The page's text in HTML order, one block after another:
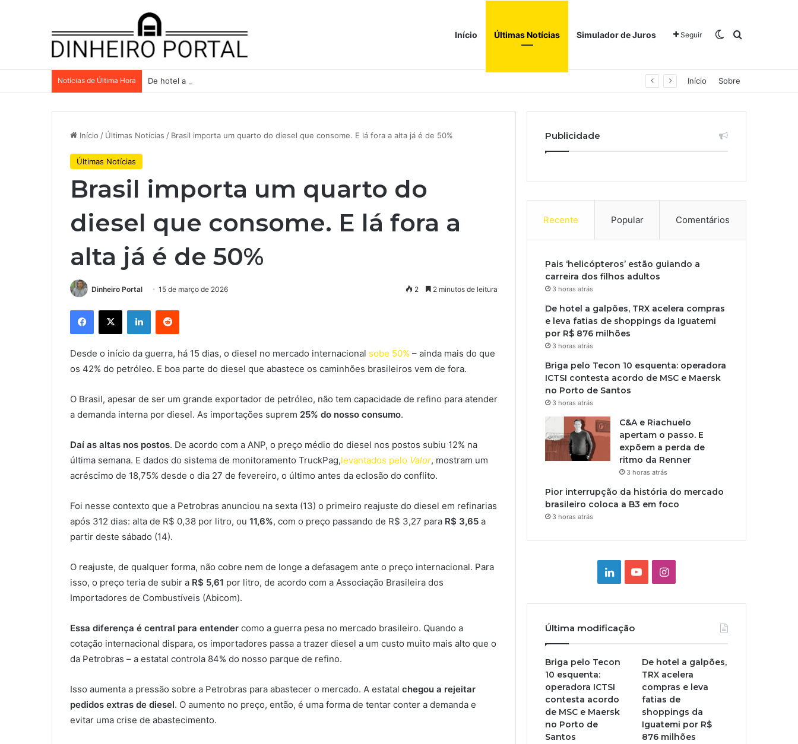
Início Últimas Notícias Simulador de Juros Seguir Switch skin
Procurar por
Notícias de Última Hora De hotel a galpões, TRX acelera compras e leva fatias de shoppings da Iguatemi por R$ 876 milhões Início Sobre
Início / Últimas Notícias / Brasil importa um quarto do diesel que consome. E lá fora a alta já é de 50%
Últimas Notícias
Brasil importa um quarto do
diesel que consome. E lá fora a
alta já é de 50%
Dinheiro Portal 15 de março de 2026 2 2 minutos de leitura
Facebook
X LinkedinReddit
Desde o início da guerra, há 15 dias, o diesel no mercado internacional sobe 50% – ainda mais do que
os 42% do petróleo. E boa parte do diesel que abastece os caminhões brasileiros vem de fora.
O Brasil, apesar de ser um grande exportador de petróleo, não tem capacidade de refino para atender
a demanda interna por diesel. As importações suprem 25% do nosso consumo.
Daí as altas nos postos. De acordo com a ANP, o preço médio do diesel nos postos subiu 12% na
última semana. E dados do sistema de monitoramento TruckPag,levantados pelo Valor, mostram um
acréscimo de 18,75% desde o dia 27 de fevereiro, o último antes da eclosão do conflito.
Foi nesse contexto que a Petrobras anunciou na sexta (13) o primeiro reajuste do diesel em refinarias
após 312 dias: alta de R$ 0,38 por litro, ou 11,6%, com o preço passando de R$ 3,27 para R$ 3,65 a
partir deste sábado (14).
O reajuste, de qualquer forma, não cobre nem de longe a defasagem ante o preço internacional. Para
isso, o preço teria de subir a R$ 5,61 por litro, de acordo com a Associação Brasileira dos
Importadores de Combustíveis (Abicom).
Essa diferença é central para entender como a guerra pesa no mercado brasileiro. Quando a
cotação internacional dispara, os importadores passa a trazer diesel a um custo muito mais alto que o
da Petrobras – a estatal controla 84% do nosso parque de refino.
Isso aumenta a pressão sobre a Petrobras para abastecer o mercado. A estatal chegou a rejeitar
pedidos extras de diesel. O aumento no preço, então, é uma forma de tentar conter a demanda e
evitar uma crise de abastecimento.
Publicidade
Recente Popular Comentários
Pais ‘helicópteros’ estão guiando a
carreira dos filhos adultos
3 horas atrás
De hotel a galpões, TRX acelera compras
e leva fatias de shoppings da Iguatemi
por R$ 876 milhões
3 horas atrás
Briga pelo Tecon 10 esquenta: operadora
ICTSI contesta acordo de MSC e Maersk
no Porto de Santos
3 horas atrás
C&A e Riachuelo
apertam o passo. E
expõem a perda de
ritmo da Renner
3 horas atrás
Pior interrupção da história do mercado
brasileiro coloca a B3 em foco
3 horas atrás
LinkedinYouTubeInstagram
Última modificação
Briga pelo Tecon
10 esquenta:
operadora ICTSI
contesta acordo
de MSC e Maersk
no Porto de
Santos
De hotel a galpões,
TRX acelera
compras e leva
fatias de
shoppings da
Iguatemi por R$
876 milhões